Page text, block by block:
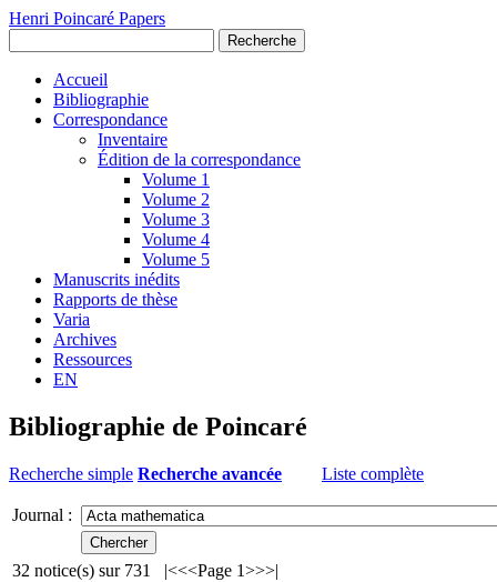
Henri Poincaré Papers
Recherche
Accueil
Bibliographie
Correspondance
Inventaire
Édition de la correspondance
Volume 1
Volume 2
Volume 3
Volume 4
Volume 5
Manuscrits inédits
Rapports de thèse
Varia
Archives
Ressources
EN
Bibliographie de Poincaré
Recherche simple Recherche avancée Liste complète
Journal :
32 notice(s) sur 731 |<<<Page 1>>>|